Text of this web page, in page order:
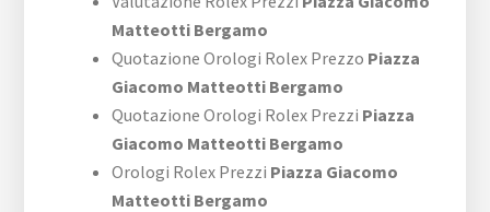
Matteotti Bergamo
Quotazione Orologi Rolex Prezzo Piazza
Giacomo Matteotti Bergamo
Quotazione Orologi Rolex Prezzi Piazza
Giacomo Matteotti Bergamo
Orologi Rolex Prezzi Piazza Giacomo
Matteotti Bergamo